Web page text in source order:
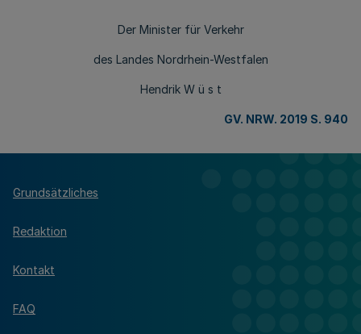
Der Minister für Verkehr
des Landes Nordrhein-Westfalen
Hendrik W ü s t
GV. NRW. 2019 S. 940
Grundsätzliches
Redaktion
Kontakt
FAQ